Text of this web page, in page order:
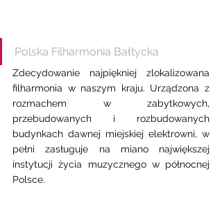
Polska Filharmonia Bałtycka
Zdecydowanie najpiękniej zlokalizowana
filharmonia w naszym kraju. Urządzona z
rozmachem w zabytkowych,
przebudowanych i rozbudowanych
budynkach dawnej miejskiej elektrowni, w
pełni zasługuje na miano największej
instytucji życia muzycznego w północnej
Polsce.